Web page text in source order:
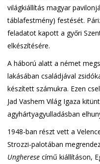
világkiállítás magyar
táblafestmény) festését.
feladatot kapott a győri
elkészítésére.
A háború alatt a német
lakásában családjával
készített számukra. Ezen
Jad Vashem Világ Igaza
agyhártyagyulladásban
1948-ban részt vett a
Strozzi-palotában
Ungherese című kiállításon,